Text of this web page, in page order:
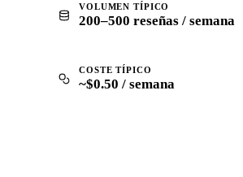
VOLUMEN TÍPICO
200–500 reseñas / semana
COSTE TÍPICO
~$0.50 / semana